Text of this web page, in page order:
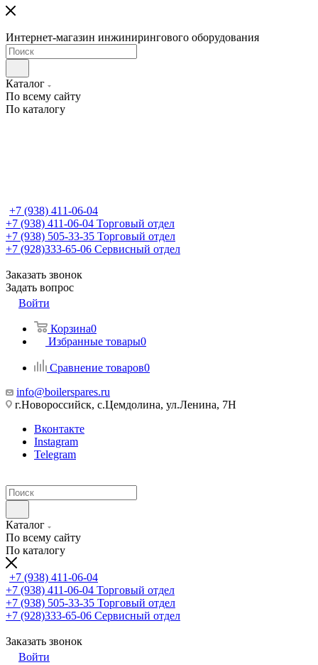
Интернет-магазин инжинирингового оборудования
Каталог
По всему сайту
По каталогу
+7 (938) 411-06-04
+7 (938) 411-06-04 Торговый отдел
+7 (938) 505-33-35 Торговый отдел
+7 (928)333-65-06 Сервисный отдел
Заказать звонок
Задать вопрос
Войти
Корзина0
Избранные товары0
Сравнение товаров0
info@boilerspares.ru
г.Новороссийск, с.Цемдолина, ул.Ленина, 7Н
Вконтакте
Instagram
Telegram
Каталог
По всему сайту
По каталогу
+7 (938) 411-06-04
+7 (938) 411-06-04 Торговый отдел
+7 (938) 505-33-35 Торговый отдел
+7 (928)333-65-06 Сервисный отдел
Заказать звонок
Войти